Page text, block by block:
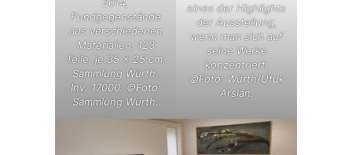
Fundgegenstände
aus verschiedenen
Materialien, 123
Teile, je 35 x 25 cm,
Sammlung Würth,
Inv. 17000. ©Foto:
Sammlung Würth.
eines der Highlights
der Ausstellung,
wenn man sich auf
seine Werke
konzentriert.
©Foto: Würth/Ufuk
Arslan.